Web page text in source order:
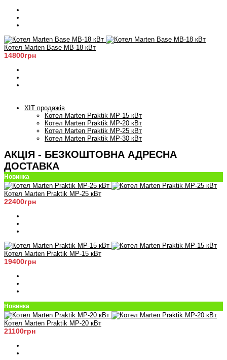
Котел Marten Base MB-18 кВт
14800грн
ХІТ продажів
Котел Marten Praktik MP-15 кВт
Котел Marten Praktik MP-20 кВт
Котел Marten Praktik MP-25 кВт
Котел Marten Praktik MP-30 кВт
АКЦІЯ - БЕЗКОШТОВНА АДРЕСНА
ДОСТАВКА
Новинка
Котел Marten Praktik MP-25 кВт
22400грн
Котел Marten Praktik MP-15 кВт
19400грн
Новинка
Котел Marten Praktik MP-20 кВт
21100грн